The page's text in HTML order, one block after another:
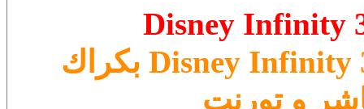
Disney Infinity
تحميل لعبة Disney Infinity 3.0 Gold Edition بكراك